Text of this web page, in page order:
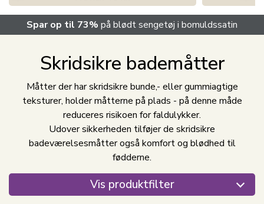
Spar op til 73% på blødt sengetøj i bomuldssatin
Skridsikre bademåtter
Måtter der har skridsikre bunde,- eller gummiagtige
teksturer, holder måtterne på plads - på denne måde
reduceres risikoen for faldulykker.
Udover sikkerheden tilføjer de skridsikre
badeværelsesmåtter også komfort og blødhed til
fødderne.
Vis produktfilter